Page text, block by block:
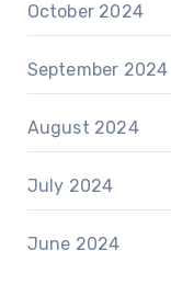
October 2024
September 2024
August 2024
July 2024
June 2024